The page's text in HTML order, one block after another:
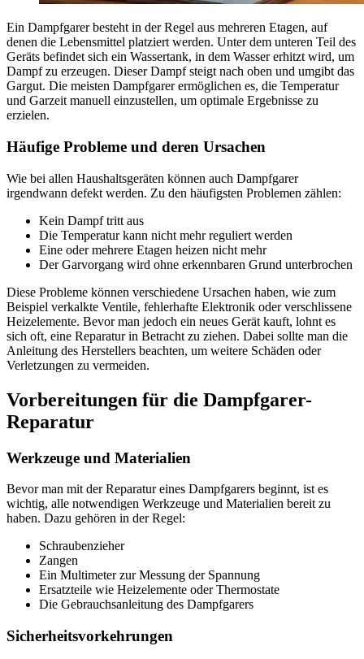
Ein Dampfgarer besteht in der Regel aus mehreren Etagen, auf
denen die Lebensmittel platziert werden. Unter dem unteren Teil des
Geräts befindet sich ein Wassertank, in dem Wasser erhitzt wird, um
Dampf zu erzeugen. Dieser Dampf steigt nach oben und umgibt das
Gargut. Die meisten Dampfgarer ermöglichen es, die Temperatur
und Garzeit manuell einzustellen, um optimale Ergebnisse zu
erzielen.
Häufige Probleme und deren Ursachen
Wie bei allen Haushaltsgeräten können auch Dampfgarer
irgendwann defekt werden. Zu den häufigsten Problemen zählen:
Kein Dampf tritt aus
Die Temperatur kann nicht mehr reguliert werden
Eine oder mehrere Etagen heizen nicht mehr
Der Garvorgang wird ohne erkennbaren Grund unterbrochen
Diese Probleme können verschiedene Ursachen haben, wie zum
Beispiel verkalkte Ventile, fehlerhafte Elektronik oder verschlissene
Heizelemente. Bevor man jedoch ein neues Gerät kauft, lohnt es
sich oft, eine Reparatur in Betracht zu ziehen. Dabei sollte man die
Anleitung des Herstellers beachten, um weitere Schäden oder
Verletzungen zu vermeiden.
Vorbereitungen für die Dampfgarer-
Reparatur
Werkzeuge und Materialien
Bevor man mit der Reparatur eines Dampfgarers beginnt, ist es
wichtig, alle notwendigen Werkzeuge und Materialien bereit zu
haben. Dazu gehören in der Regel:
Schraubenzieher
Zangen
Ein Multimeter zur Messung der Spannung
Ersatzteile wie Heizelemente oder Thermostate
Die Gebrauchsanleitung des Dampfgarers
Sicherheitsvorkehrungen